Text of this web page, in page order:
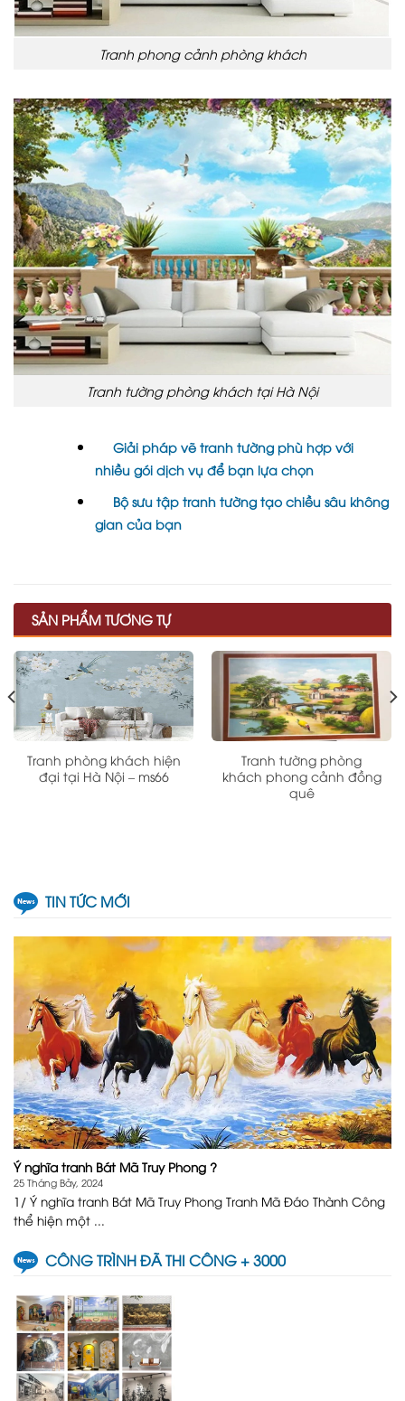
Tranh phong cảnh phòng khách
Tranh tường phòng khách tại Hà Nội
Giải pháp vẽ tranh tường phù hợp với
nhiều gói dịch vụ để bạn lựa chọn
Bộ sưu tập tranh tường tạo chiều sâu không
gian của bạn
SẢN PHẨM TƯƠNG TỰ
Tranh phòng khách hiện
đại tại Hà Nội – ms66
Tranh tường phòng
khách phong cảnh đồng
quê
TIN TỨC MỚI
Ý nghĩa tranh Bát Mã Truy Phong ?
25 Tháng Bảy, 2024
1/ Ý nghĩa tranh Bát Mã Truy Phong Tranh Mã Đáo Thành Công
thể hiện một ...
CÔNG TRÌNH ĐÃ THI CÔNG + 3000